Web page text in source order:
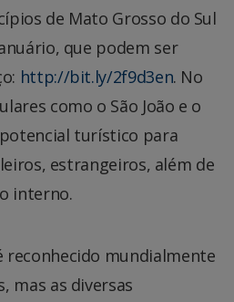
de Mato Grosso do Sul
que podem ser
http://bit.ly/2f9d3en. No
como o São João e o
turístico para
estrangeiros, além de
interno.
reconhecido mundialmente
mas as diversas